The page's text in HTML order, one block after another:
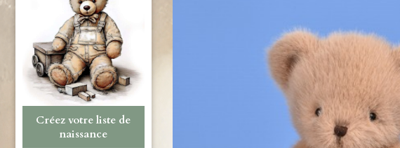
Créez votre liste de
naissance